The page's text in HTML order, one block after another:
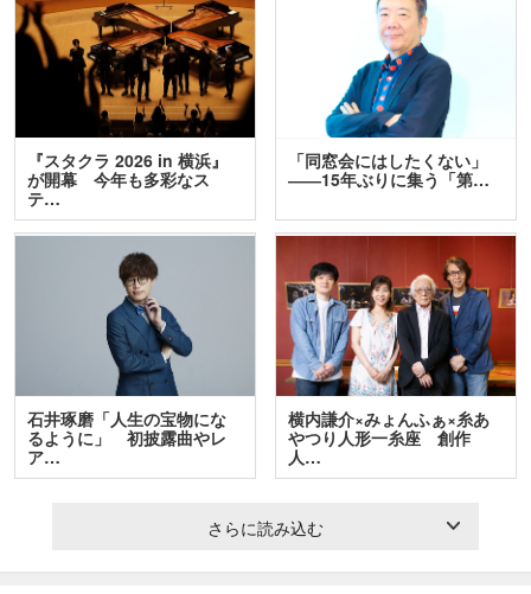
『スタクラ 2026 in 横浜』
が開幕 今年も多彩なス
テ…
「同窓会にはしたくない」
――15年ぶりに集う「第…
石井琢磨「人生の宝物にな
るように」 初披露曲やレ
ア…
横内謙介×みょんふぁ×糸あ
やつり人形一糸座 創作
人…
さらに読み込む